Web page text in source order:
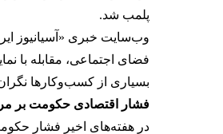
پلمب شد.
وب‌سایت خبری «آسیانیوز
فضای اجتماعی، مقابله با
بسیاری از کسب‌وکارها
فشار اقتصادی حکومت بر
در هفته‌های اخیر فشار